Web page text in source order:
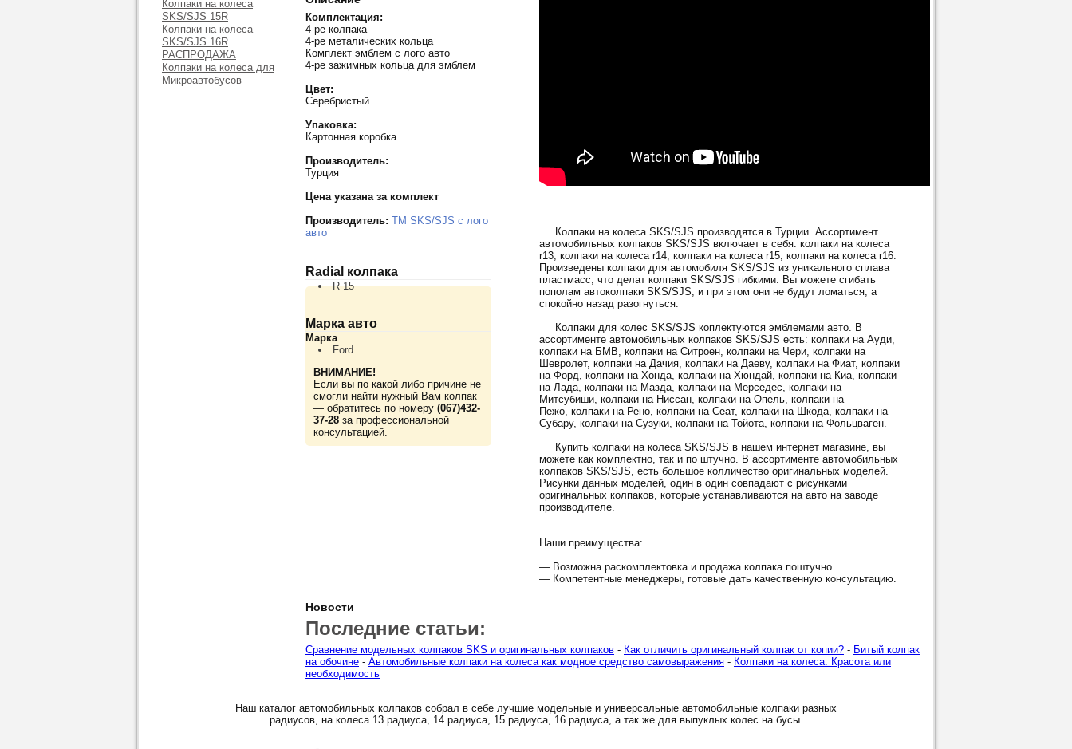
Колпаки на колеса
SKS/SJS 15R
Колпаки на колеса
SKS/SJS 16R
РАСПРОДАЖА
Колпаки на колеса для
Микроавтобусов
Комплектация:
4-ре колпака
4-ре металических кольца
Комплект эмблем с лого авто
4-ре зажимных кольца для эмблем
Цвет:
Серебристый
Упаковка:
Картонная коробка
Производитель:
Турция
Цена указана за комплект
Производитель: TM SKS/SJS с лого
авто
Radial колпака
R 15
Марка авто
Марка
Ford
ВНИМАНИЕ!
Если вы по какой либо причине не
смогли найти нужный Вам колпак
— обратитесь по номеру (067)432-
37-28 за профессиональной
консультацией.
Колпаки на колеса SKS/SJS производятся в Турции. Ассортимент
автомобильных колпаков SKS/SJS включает в себя: колпаки на колеса
r13; колпаки на колеса r14; колпаки на колеса r15; колпаки на колеса r16.
Произведены колпаки для автомобиля SKS/SJS из уникального сплава
пластмасс, что делат колпаки SKS/SJS гибкими. Вы можете сгибать
пополам автоколпаки SKS/SJS, и при этом они не будут ломаться, а
спокойно назад разогнуться.
Колпаки для колес SKS/SJS коплектуются эмблемами авто. В
ассортименте автомобильных колпаков SKS/SJS есть: колпаки на Ауди,
колпаки на БМВ, колпаки на Ситроен, колпаки на Чери, колпаки на
Шевролет, колпаки на Дачия, колпаки на Даеву, колпаки на Фиат, колпаки
на Форд, колпаки на Хонда, колпаки на Хюндай, колпаки на Киа, колпаки
на Лада, колпаки на Мазда, колпаки на Мерседес, колпаки на
Митсубиши, колпаки на Ниссан, колпаки на Опель, колпаки на
Пежо, колпаки на Рено, колпаки на Сеат, колпаки на Шкода, колпаки на
Субару, колпаки на Сузуки, колпаки на Тойота, колпаки на Фольцваген.
Купить колпаки на колеса SKS/SJS в нашем интернет магазине, вы
можете как комплектно, так и по штучно. В ассортименте автомобильных
колпаков SKS/SJS, есть большое колличество оригинальных моделей.
Рисунки данных моделей, один в один совпадают с рисунками
оригинальных колпаков, которые устанавливаются на авто на заводе
производителе.
Наши преимущества:
— Возможна раскомплектовка и продажа колпака поштучно.
— Компетентные менеджеры, готовые дать качественную консультацию.
Новости
Последние статьи:
Сравнение модельных колпаков SKS и оригинальных колпаков - Как отличить оригинальный колпак от копии? - Битый колпак
на обочине - Автомобильные колпаки на колеса как модное средство самовыражения - Колпаки на колеса. Красота или
необходимость
Наш каталог автомобильных колпаков собрал в себе лучшие модельные и универсальные автомобильные колпаки разных
радиусов, на колеса 13 радиуса, 14 радиуса, 15 радиуса, 16 радиуса, а так же для выпуклых колес на бусы.